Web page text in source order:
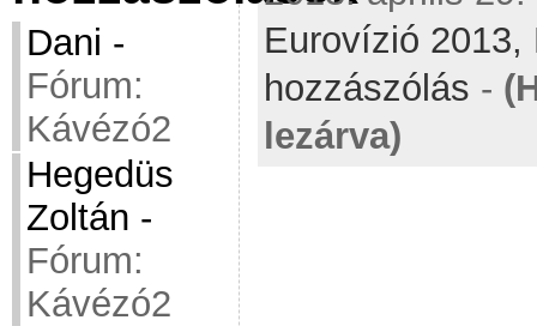
Dani -
Fórum:
Kávézó2
Hegedüs
Zoltán -
Fórum:
Kávézó2
Eurovízió 2013,
hozzászólás -
lezárva)